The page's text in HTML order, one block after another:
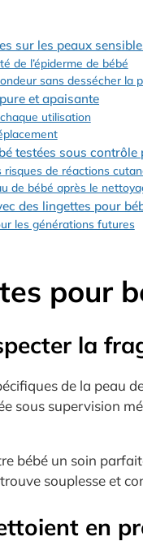
sur les peaux
de l’épiderme de bébé
sans dessécher la
et apaisante
utilisation
testées sous contrôle
de réactions
de bébé après le
des lingettes pour
les générations futures
pour
la
de la peau
sous supervision
bébé un soin
souplesse et
en